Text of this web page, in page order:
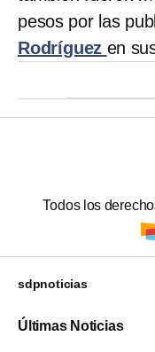
pesos por las
Rodríguez en
Todos los
sdpnoticias
Últimas Noticias